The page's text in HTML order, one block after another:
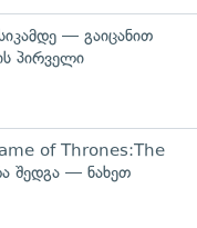
— გაიცანით
პირველი
of Thrones:The
შედგა — ნახეთ